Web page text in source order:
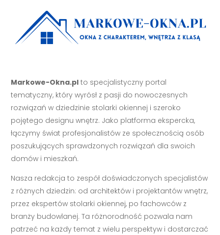
Markowe-Okna.pl to specjalistyczny portal
tematyczny, który wyrósł z pasji do nowoczesnych
rozwiązań w dziedzinie stolarki okiennej i szeroko
pojętego designu wnętrz. Jako platforma ekspercka,
łączymy świat profesjonalistów ze społecznością osób
poszukujących sprawdzonych rozwiązań dla swoich
domów i mieszkań.
Nasza redakcja to zespół doświadczonych specjalistów
z różnych dziedzin: od architektów i projektantów wnętrz,
przez ekspertów stolarki okiennej, po fachowców z
branży budowlanej. Ta różnorodność pozwala nam
patrzeć na każdy temat z wielu perspektyw i dostarczać